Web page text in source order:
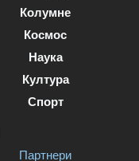
Колумне
Космос
Наука
Култура
Спорт
Партнери